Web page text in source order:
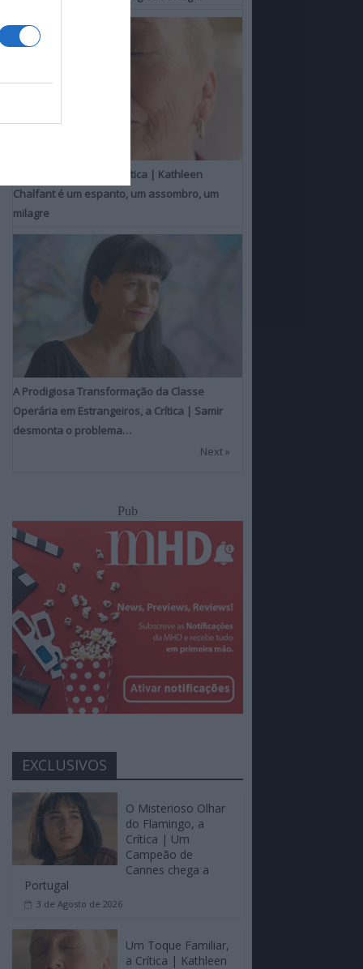
Um Toque Familiar, a Crítica | Kathleen
Chalfant é um espanto, um assombro, um
milagre
A Prodigiosa Transformação da Classe
Operária em Estrangeiros, a Crítica | Samir
desmonta o problema…
Next »
Pub
EXCLUSIVOS
O Misterioso Olhar
do Flamingo, a
Crítica | Um
Campeão de
Cannes chega a
Portugal
3 de Agosto de 2026
Um Toque Familiar,
a Crítica | Kathleen